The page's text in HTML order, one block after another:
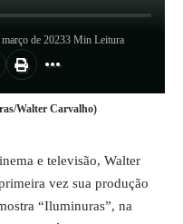
de 20233 Min Leitura
Walter Carvalho)
e televisão, Walter
vez sua produção
“Iluminuras”, na